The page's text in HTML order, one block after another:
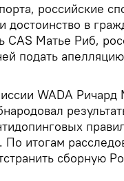
российские
достоинство в
CAS Матье Риб,
подать
WADA
По итогам
сборную